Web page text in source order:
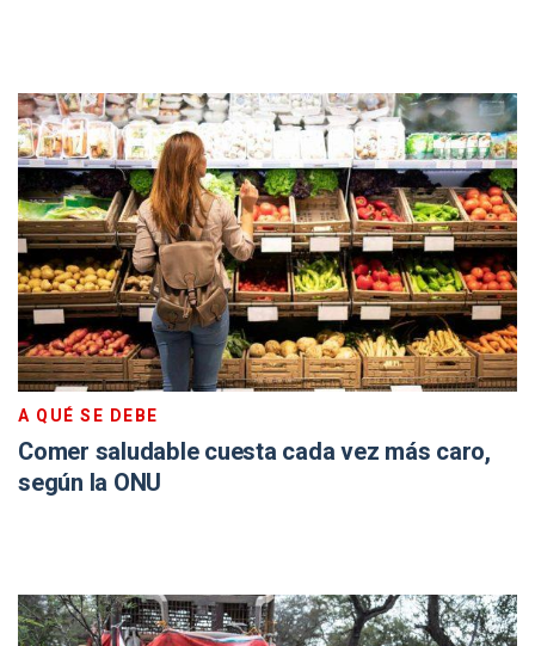
A QUÉ SE DEBE
Comer saludable cuesta cada vez más caro,
según la ONU